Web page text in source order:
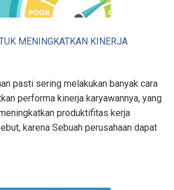
MENINGKATKAN KINERJA
pasti sering melakukan banyak cara
performa kinerja karyawannya, yang
produktifitas kerja
karena Sebuah perusahaan dapat